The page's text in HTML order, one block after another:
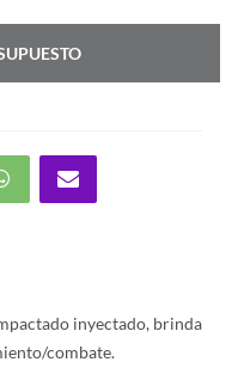
inyectado, brinda
combate.